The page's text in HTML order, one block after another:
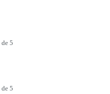
de 5
de 5